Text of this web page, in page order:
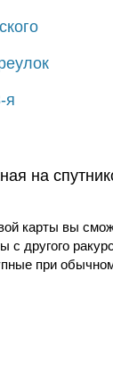
я
на
карты вы
с другого
при